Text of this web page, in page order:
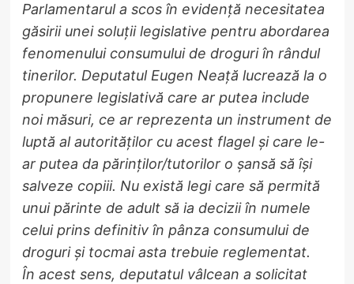
Parlamentarul a scos în evidență necesitatea
găsirii unei soluții legislative pentru abordarea
fenomenului consumului de droguri în rândul
tinerilor. Deputatul Eugen Neață lucrează la o
propunere legislativă care ar putea include
noi măsuri, ce ar reprezenta un instrument de
luptă al autorităților cu acest flagel și care le-
ar putea da părinților/tutorilor o șansă să își
salveze copiii. Nu există legi care să permită
unui părinte de adult să ia decizii în numele
celui prins definitiv în pânza consumului de
droguri și tocmai asta trebuie reglementat.
În acest sens, deputatul vâlcean a solicitat